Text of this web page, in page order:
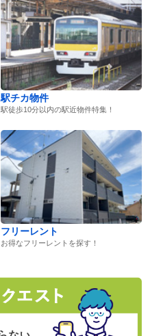
駅チカ物件
駅徒歩10分以内の駅近物件特集！
フリーレント
お得なフリーレントを探す！